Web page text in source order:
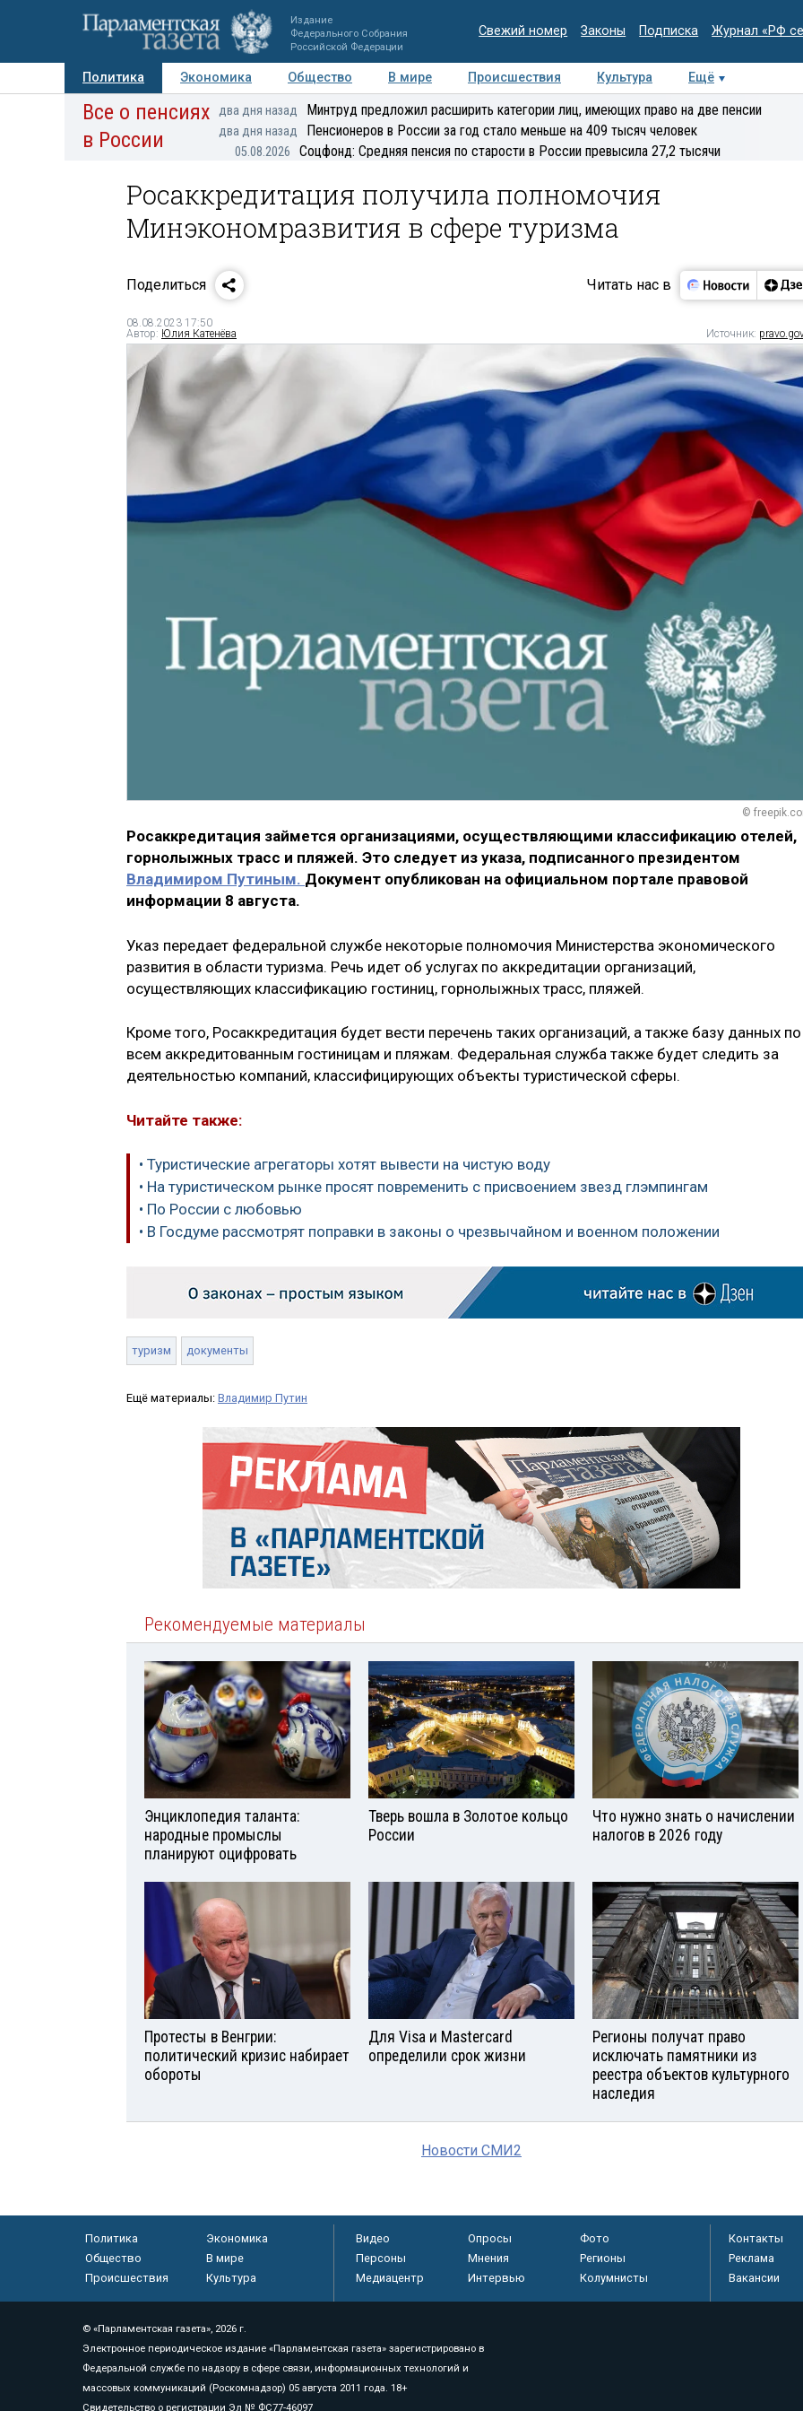
Издание
Федерального Собрания
Российской Федерации
Свежий номер Законы Подписка Журнал «РФ
Политика Экономика Общество В мире Происшествия Культура
Ещё
Авторы Персоны Мнения Регионы Медиацентр Интервью Колумнисты
Все о пенсиях
в России
два дня назад Минтруд предложил расширить категории лиц, имеющих право на две пенсии
два дня назад Пенсионеров в России за год стало меньше на 409 тысяч человек
05.08.2026 Соцфонд: Средняя пенсия по старости в России превысила 27,2 тысячи
Росаккредитация получила полномочия
Минэкономразвития в сфере туризма
Поделиться Читать нас в
08.08.2023 17:50
Автор: Юлия Катенёва Источник:
©
Росаккредитация займется организациями, осуществляющими классификацию отелей,
горнолыжных трасс и пляжей. Это следует из указа, подписанного президентом
Владимиром Путиным. Документ опубликован на официальном портале правовой
информации 8 августа.
Указ передает федеральной службе некоторые полномочия Министерства экономического
развития в области туризма. Речь идет об услугах по аккредитации организаций,
осуществляющих классификацию гостиниц, горнолыжных трасс, пляжей.
Кроме того, Росаккредитация будет вести перечень таких организаций, а также базу данных по
всем аккредитованным гостиницам и пляжам. Федеральная служба также будет следить за
деятельностью компаний, классифицирующих объекты туристической сферы.
Читайте также:
• Туристические агрегаторы хотят вывести на чистую воду
• На туристическом рынке просят повременить с присвоением звезд глэмпингам
• По России с любовью
• В Госдуме рассмотрят поправки в законы о чрезвычайном и военном положении
туризм документы
Ещё материалы: Владимир Путин
Рекомендуемые материалы
Энциклопедия таланта:
народные промыслы
планируют оцифровать
Тверь вошла в Золотое кольцо
России
Что нужно знать о начислении
налогов в 2026 году
Протесты в Венгрии:
политический кризис набирает
обороты
Для Visа и Mastercard
определили срок жизни
Регионы получат право
исключать памятники из
реестра объектов культурного
наследия
Новости СМИ2
Политика
Экономика
Общество
В мире
Происшествия
Культура
Видео Опросы
Фото
Персоны
Мнения
Регионы
Медиацентр
Интервью Колумнисты
Контакты
Реклама
Вакансии
© «Парламентская газета», 2026 г.
Электронное периодическое издание «Парламентская газета» зарегистрировано в
Федеральной службе по надзору в сфере связи, информационных технологий и
массовых коммуникаций (Роскомнадзор) 05 августа 2011 года. 18+
Свидетельство о регистрации Эл № ФС77-46097